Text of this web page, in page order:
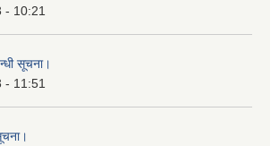
- 10:21
सूचना।
- 11:51